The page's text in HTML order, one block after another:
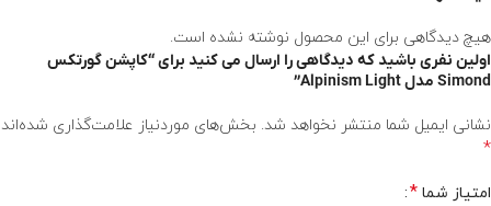
هیچ دیدگاهی برای این محصول نوشته نشده است.
اولین نفری باشید که دیدگاهی را ارسال می کنید برای “کاپشن گورتکس
Simond مدل Alpinism Light”
نشانی ایمیل شما منتشر نخواهد شد. بخش‌های موردنیاز علامت‌گذاری شده‌اند
*
امتیاز شما *